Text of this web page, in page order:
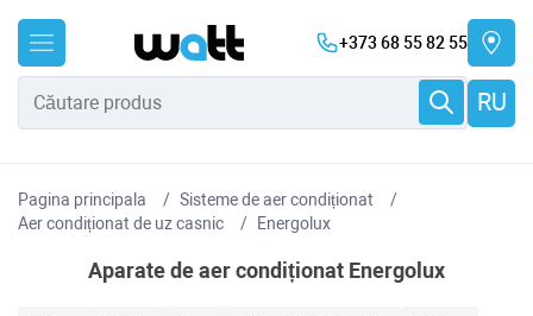
+373 68 55 82 55
RU
Pagina principala
Sisteme de aer condiționat
Aer condiționat de uz casnic
Energolux
Aparate de aer condiționat Energolux